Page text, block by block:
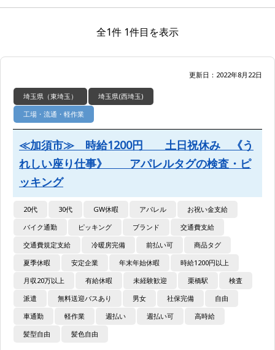
全1件 1件目を表示
更新日：2022年8月22日
埼玉県（東埼玉）
埼玉県(西埼玉)
工場・流通・軽作業
≪加須市≫ 時給1200円 土日祝休み 《う
れしい座り仕事》 アパレルタグの検査・ピ
ッキング
20代 30代 GW休暇 アパレル
お祝い金支給
バイク通勤
ピッキング ブランド
交通費支給
交通費規定支給
冷暖房完備 前払い可
商品タグ
夏季休暇
安定企業 年末年始休暇
時給1200円以上
月収20万以上
有給休暇 未経験歓迎 栗橋駅
検査
派遣
無料送迎バスあり 男女 社保完備
自由
車通勤
軽作業 週払い 週払い可
高時給
髪型自由
髪色自由